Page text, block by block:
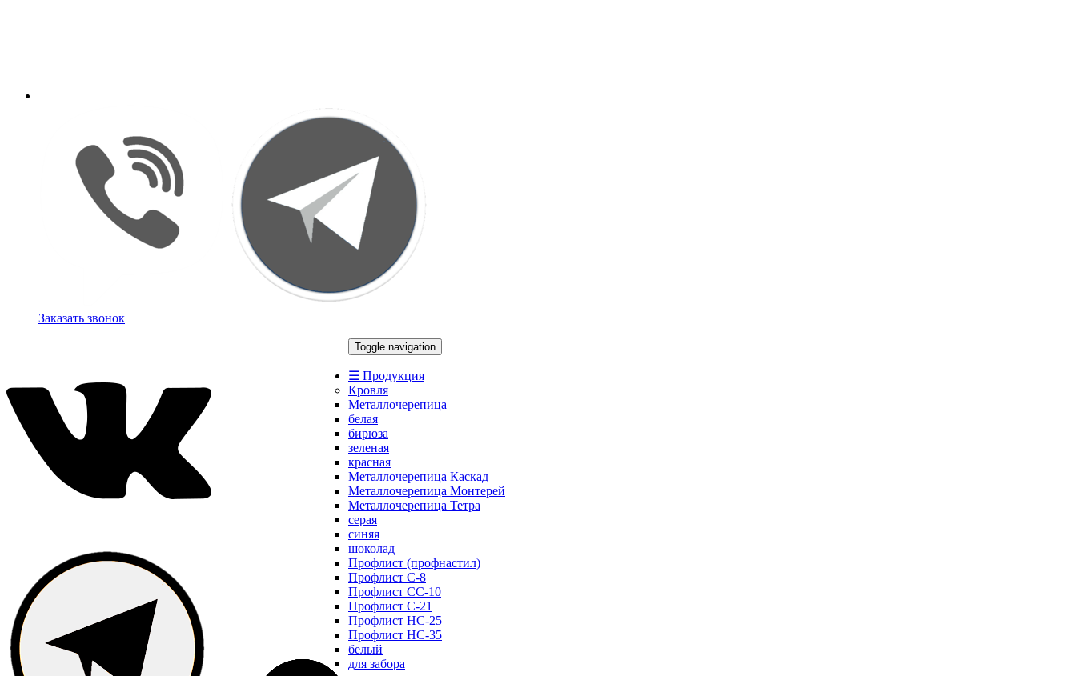
Заказать звонок
Toggle navigation
☰ Продукция
Кровля
Металлочерепица
белая
бирюза
зеленая
красная
Металлочерепица Каскад
Металлочерепица Монтерей
Металлочерепица Тетра
серая
синяя
шоколад
Профлист (профнастил)
Профлист С-8
Профлист СС-10
Профлист C-21
Профлист НС-25
Профлист НС-35
белый
для забора